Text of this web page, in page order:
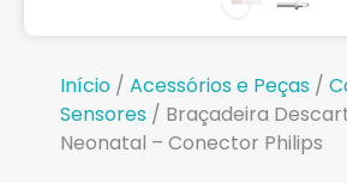
Início / Acessórios e Peças /
Sensores / Braçadeira
Neonatal – Conector Philips